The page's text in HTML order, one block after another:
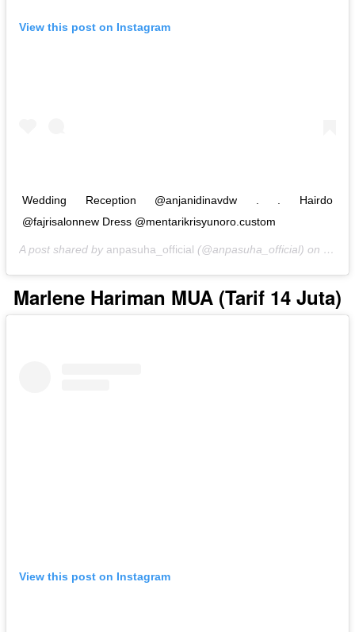
View this post on Instagram
Wedding Reception @anjanidinavdw . . Hairdo
@fajrisalonnew Dress @mentarikrisyunoro.custom
A post shared by anpasuha_official (@anpasuha_official) on Oct
Marlene Hariman MUA (Tarif 14 Juta)
View this post on Instagram